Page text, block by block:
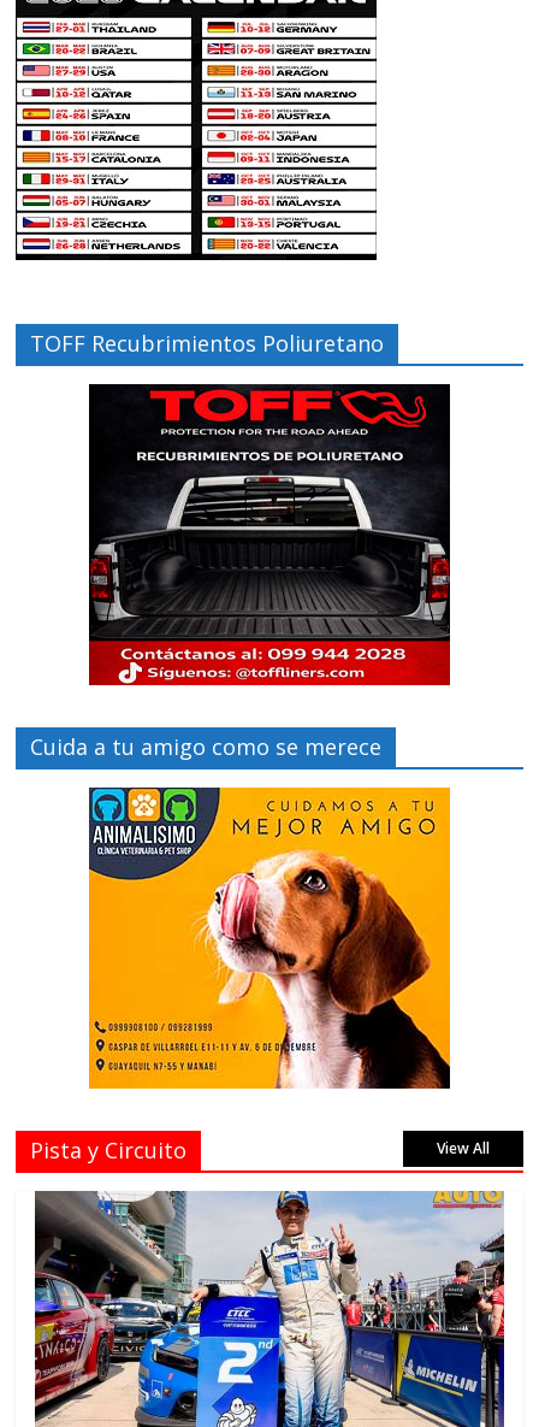
TOFF Recubrimientos Poliuretano
Cuida a tu amigo como se merece
Pista y Circuito View All